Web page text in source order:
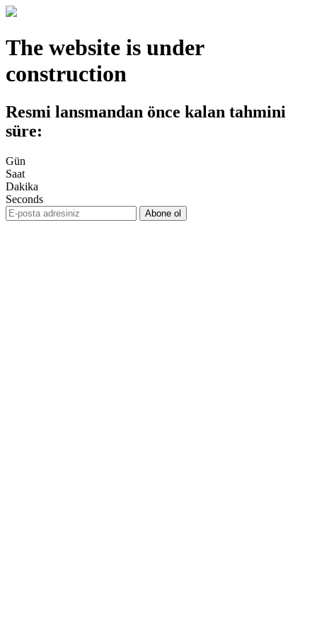
The website is under
construction
Resmi lansmandan önce kalan tahmini
süre:
Gün
Saat
Dakika
Seconds